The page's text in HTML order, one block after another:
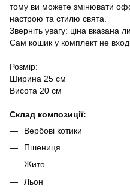
тому ви можете змінювати
настрою та стилю свята.
Зверніть увагу: ціна вказана
Сам кошик у комплект не
Розмір:
Ширина 25 см
Висота 20 см
Склад композиції:
Вербові котики
Пшениця
Жито
Льон